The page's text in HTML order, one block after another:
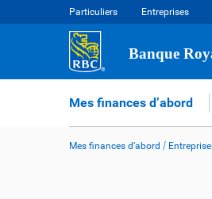
Particuliers Entreprises
Banque
Mes finances d’abord
Mes finances d’abord /